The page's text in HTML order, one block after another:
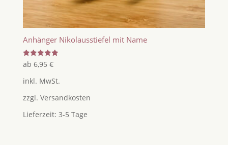
Anhänger Nikolausstiefel mit Name
Bewertet
mit
von 5
ab 6,95 €
inkl. MwSt.
zzgl. Versandkosten
Lieferzeit: 3-5 Tage